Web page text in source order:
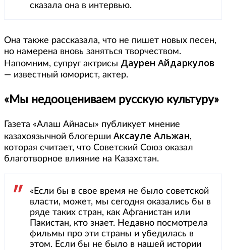
сказала она в интервью.
Она также рассказала, что не пишет новых песен,
но намерена вновь заняться творчеством.
Напомним, супруг актрисы Даурен Айдаркулов
— известный юморист, актер.
«Мы недооцениваем русскую культуру»
Газета «Алаш Айнасы» публикует мнение
казахоязычной блогерши Аксауле Альжан,
которая считает, что Советский Союз оказал
благотворное влияние на Казахстан.
«Если бы в свое время не было советской
власти, может, мы сегодня оказались бы в
ряде таких стран, как Афганистан или
Пакистан, кто знает. Недавно посмотрела
фильмы про эти страны и убедилась в
этом. Если бы не было в нашей истории